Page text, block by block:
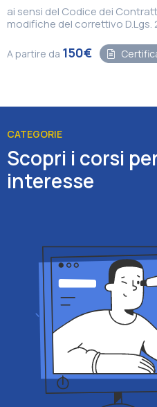
ai sensi del Codice dei
modifiche del correttivo D.Lgs.
A partire da 150€
CATEGORIE
Scopri i corsi
interesse